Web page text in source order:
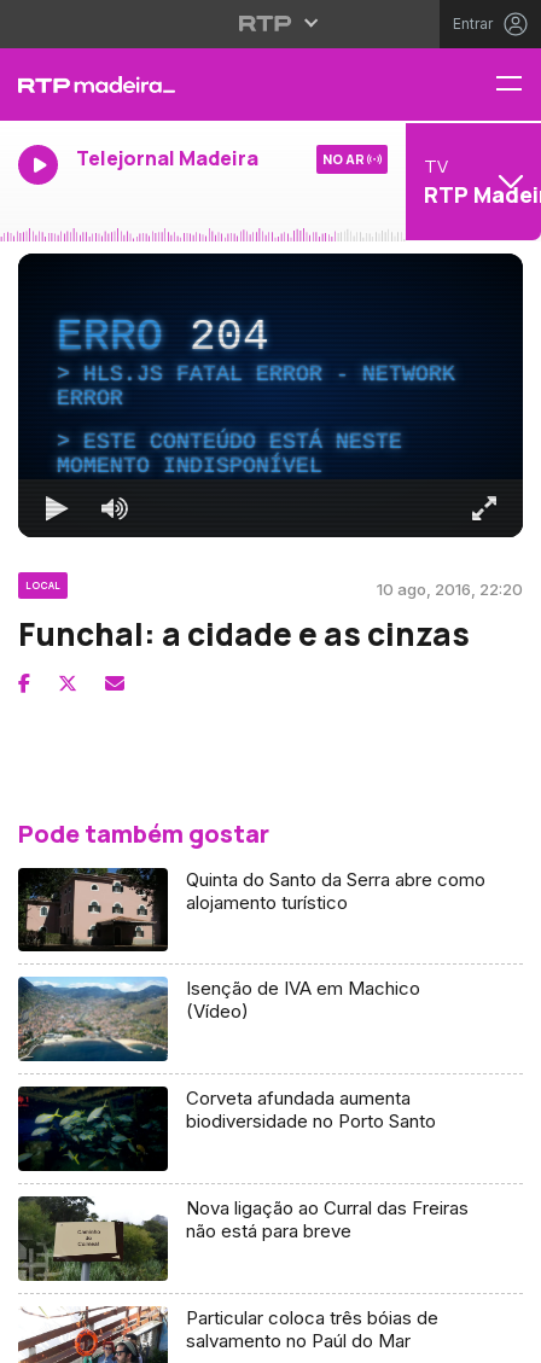
Entrar
Telejornal Madeira NO AR TV
RTP
ERRO204
HLS.JS FATAL ERROR - NETWORK
ERROR
ESTE CONTEÚDO ESTÁ NESTE
MOMENTO INDISPONÍVEL
LOCAL 10 ago, 2016, 22:20
Funchal: a cidade e as cinzas
Pode também gostar
Quinta do Santo da Serra abre como
alojamento turístico
Isenção de IVA em Machico
(Vídeo)
Corveta afundada aumenta
biodiversidade no Porto Santo
Nova ligação ao Curral das Freiras
não está para breve
Particular coloca três bóias de
salvamento no Paúl do Mar